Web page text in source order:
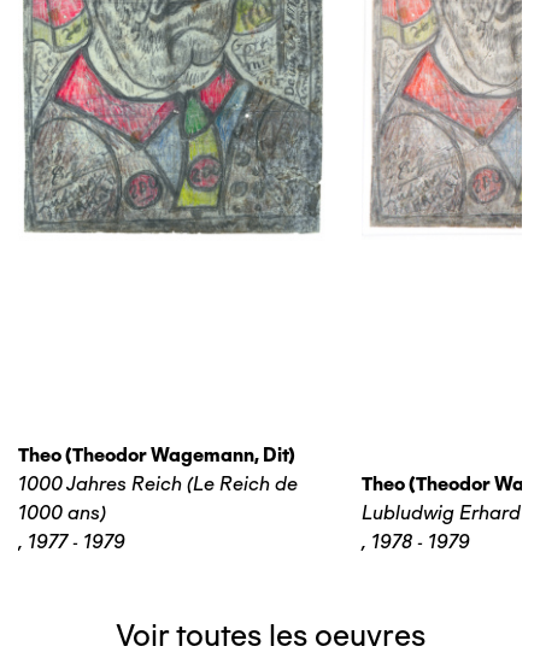
Theo (theodor Wagemann, Dit)
1000 Jahres Reich (Le Reich de
1000 ans)
, 1977 - 1979
Theo (theodor
Lubludwig Erhard
, 1978 - 1979
Voir toutes les oeuvres